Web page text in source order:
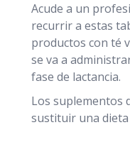
Acude a un
recurrir a estas
productos con té
se va a
fase de lactancia.
Los suplementos
sustituir una dieta